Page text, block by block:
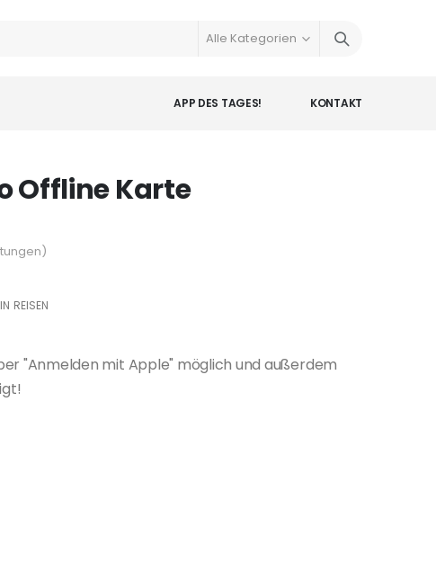
KONTAKT
APP DES TAGES!
Offline Karte
)
IN REISEN
"Anmelden mit Apple" möglich und außerdem